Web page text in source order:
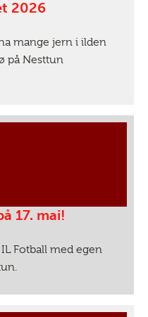
2026
mange jern i ilden
på Nesttun
17. mai!
Fotball med egen